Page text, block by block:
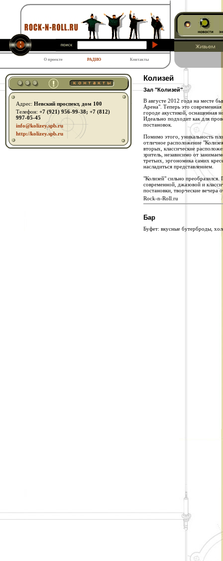
О проекте РАДИО Контакты
Адрес: Невский проспект, дом 100
Телефон: +7 (921) 956-99-38; +7 (812)
997-05-45
info@kolizey.spb.ru
http:// kolizey.spb.ru
Колизей
Зал "Колизей"
В августе 2012 года на месте
Арена". Теперь это
городе акустикой, оснащенная
Идеально подходит как для
постановок.
Помимо этого, уникальность
отличное расположение
вторых, классические
зритель, независимо от
третьих, эргономика самих
насладиться представлением.
"Колизей" сильно преобразился.
современной, джазовой и
постановки, творческие вечера
Rock-n-Roll.ru
Бар
Буфет: вкусные бутерброды,